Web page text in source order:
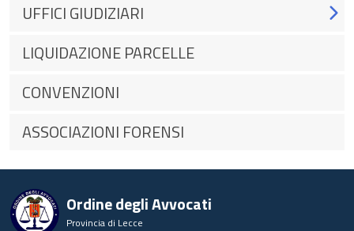
UFFICI GIUDIZIARI
LIQUIDAZIONE PARCELLE
CONVENZIONI
ASSOCIAZIONI FORENSI
Ordine degli Avvocati
Provincia di Lecce